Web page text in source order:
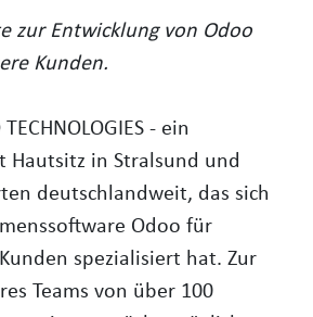
zur Entwicklung von Odoo
Kunden.
- ein
Hautsitz in Stralsund und
deutschlandweit, das sich
Odoo für
spezialisiert hat. Zur
Teams von über 100